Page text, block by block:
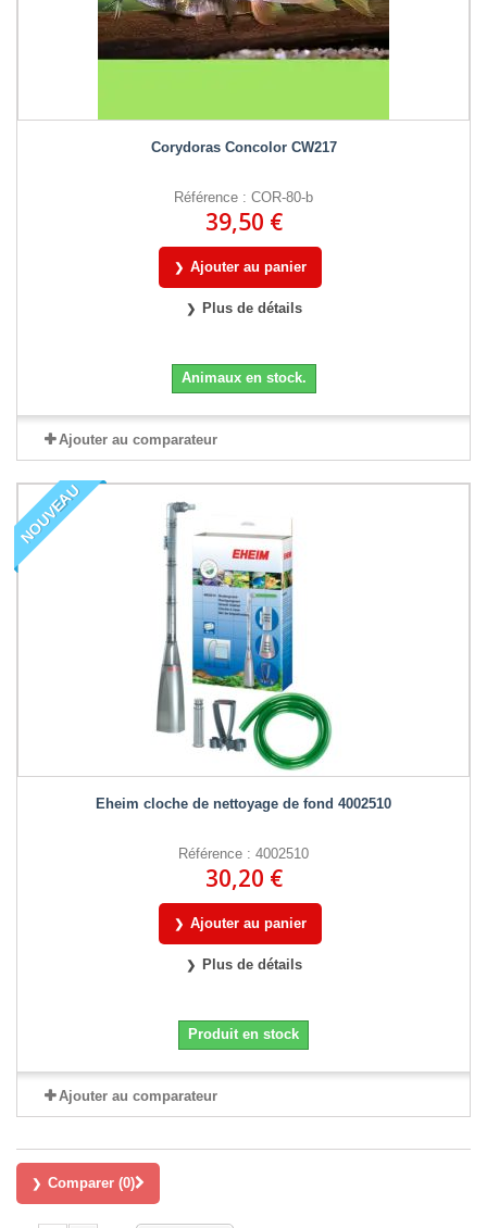
Corydoras Concolor CW217
Référence : COR-80-b
39,50 €
Ajouter au panier
Plus de détails
Animaux en stock.
Ajouter au comparateur
NOUVEAU
Eheim cloche de nettoyage de fond 4002510
Référence : 4002510
30,20 €
Ajouter au panier
Plus de détails
Produit en stock
Ajouter au comparateur
Comparer (0)